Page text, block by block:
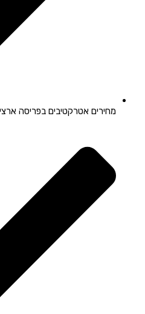
מחירים אטרקטיבים בפריסה